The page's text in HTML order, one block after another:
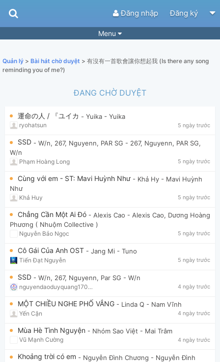
Đăng nhập Đăng ký
Menu
Playlist
Yêu cầu hợp âm Thành Viên
Khóa học Quản lý 84
Tắt quảng cáo
Quản lý > Bài hát chờ duyệt > 有沒有一首歌會讓你想起我 (Is there any song
reminding you of me?)
ĐANG CHỜ DUYỆT
運命の人 / 『ユイカ - Yuika - Yuika
ryohatsun 5 ngày trước
SSD - W/n, 267, Nguyenn, PAR SG - 267, Nguyenn, PAR SG,
W/n
Phạm Hoàng Long 5 ngày trước
Cùng với em - ST: Mavi Huỳnh Như - Khả Hy - Mavi Huỳnh
Như
Khả Huy 5 ngày trước
Chẳng Cần Một Ai Đó - Alexis Cao - Alexis Cao, Dương Hoàng
Phương ( Nhuộm Collective )
Nguyễn Bảo Ngọc 5 ngày trước
Cô Gái Của Anh OST - Jang Mi - Tuno
Tiến Đạt Nguyễn 5 ngày trước
SSD - W/n, 267, Nguyenn, Par SG - W/n
nguyendaoduyquang17021 4 ngày trước
MỘT CHIỀU NGHE PHỐ VẮNG - Linda Q - Nam Vĩnh
Yến Cận 4 ngày trước
Mùa Hè Tình Nguyện - Nhóm Sao Việt - Mai Trâm
Vũ Mạnh Cường 4 ngày trước
Khoảng trời có em - Nguyễn Đình Chương - Nguyễn Đình